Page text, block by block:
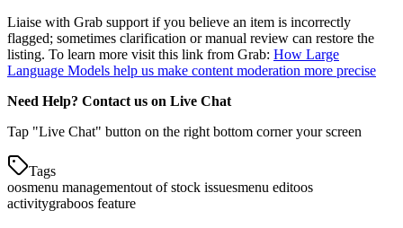
Liaise with Grab support if you believe an item is incorrectly
flagged; sometimes clarification or manual review can restore the
listing. To learn more visit this link from Grab: How Large
Language Models help us make content moderation more precise
Need Help? Contact us on Live Chat
Tap "Live Chat" button on the right bottom corner your screen
Tags
oosmenu managementout of stock issuesmenu editoos
activitygraboos feature